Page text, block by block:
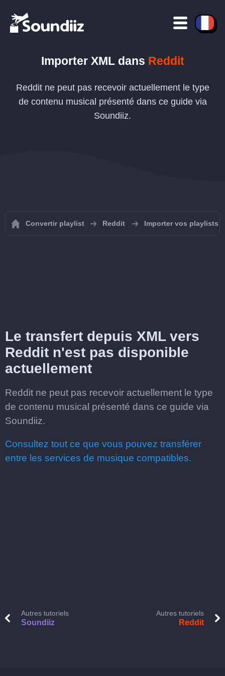
Importer XMLdans Reddit
Reddit ne peut pas recevoir actuellement le type
de contenu musical présenté dans ce guide via
Soundiiz.
Convertir playlist Reddit Importer vos playlists
Le transfert depuis XML vers
Reddit n'est pas disponible
actuellement
Reddit ne peut pas recevoir actuellement le type
de contenu musical présenté dans ce guide via
Soundiiz.
Consultez tout ce que vous pouvez transférer
entre les services de musique compatibles.
Autres tutoriels
Soundiiz
Autres tutoriels
Reddit